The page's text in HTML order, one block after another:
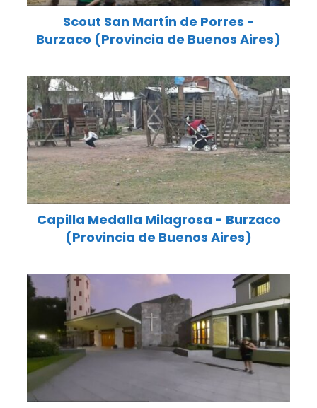
Scout San Martín de Porres -
Burzaco (Provincia de Buenos Aires)
Capilla Medalla Milagrosa - Burzaco
(Provincia de Buenos Aires)